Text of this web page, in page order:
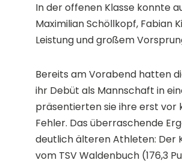
In der offenen Klasse konnte
Maximilian Schöllkopf, Fabian
Leistung und großem
Bereits am Vorabend hatten
ihr Debüt als Mannschaft in
präsentierten sie ihre erst
Fehler. Das überraschende
deutlich älteren Athleten: Der
vom TSV Waldenbuch (176,3